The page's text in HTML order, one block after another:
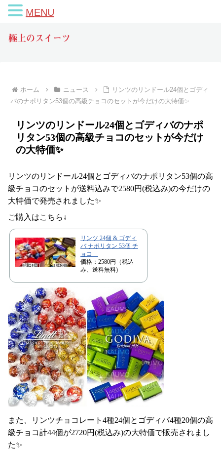
極上のスイーツ
ホーム ニュース
リンツのリンドール24個とゴディ
バのナポリタン53個の高級チョコのセットが今だけの大特価✨
リンツのリンドール24個とゴディバのナポ
リタン53個の高級チョコのセットが今だけ
の大特価✨
リンツのリンドール24個とゴディバのナポリタン53個の高
級チョコのセットが送料込みで2580円(税込み)の今だけの
大特価で発売されました✨
ご購入はこちら↓
リンツ 24個 & ゴディ
バ ナポリタン 53個 チ
ョコ
価格：2580円（税込
み、送料無料)
また、リンツチョコレート4種24個とゴディバ4種20個の高
級チョコ計44個が2720円(税込み)の大特価で販売されまし
た✨
MENU